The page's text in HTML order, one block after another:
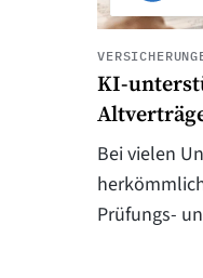
KI-
Bei vielen
Prüfungs-